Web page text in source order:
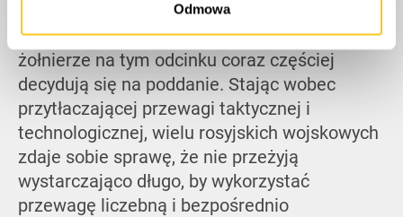
Odmowa
Świadomi niekorzystnej sytuacji, rosyjscy
żołnierze na tym odcinku coraz częściej
decydują się na poddanie. Stając wobec
przytłaczającej przewagi taktycznej i
technologicznej, wielu rosyjskich wojskowych
zdaje sobie sprawę, że nie przeżyją
wystarczająco długo, by wykorzystać
przewagę liczebną i bezpośrednio